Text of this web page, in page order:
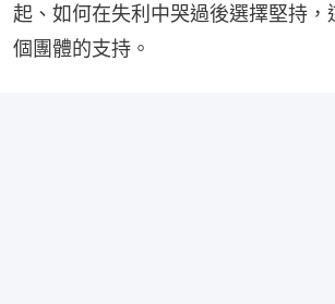
起、如何在失利中哭過後選擇堅持，
個團體的支持。